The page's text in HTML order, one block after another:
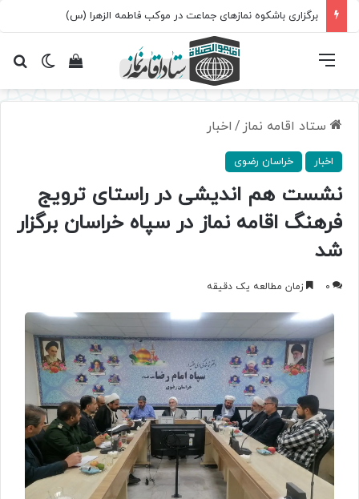
برگزاری باشکوه نمازهای جماعت در موکب فاطمه الزهرا (س)
تغییرمشاهده فهرست
ستاد اقامه نماز / اخبار
اخبار خراسان رضوی
نشست هم اندیشی در راستای ترویج
فرهنگ اقامه نماز در سپاه خراسان برگزار
شد
0 زمان مطالعه یک دقیقه